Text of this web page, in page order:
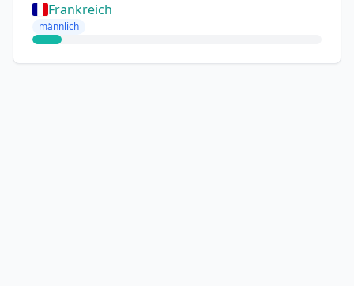
Frankreich
männlich